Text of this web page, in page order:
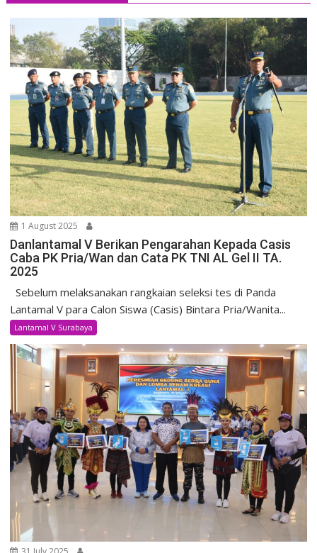
1 August 2025
Danlantamal V Berikan Pengarahan Kepada Casis
Caba PK Pria/Wan dan Cata PK TNI AL Gel II TA.
2025
Sebelum melaksanakan rangkaian seleksi tes di Panda
Lantamal V para Calon Siswa (Casis) Bintara Pria/Wanita...
Lantamal V Surabaya